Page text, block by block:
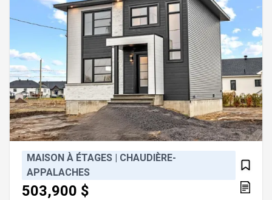
MAISON À ÉTAGES | CHAUDIÈRE-
APPALACHES
503,900 $